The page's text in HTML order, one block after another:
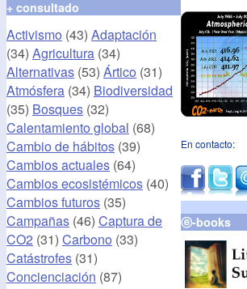
+ consultado
Activismo (43) Adaptación
(34) Agricultura (34)
Alternativas (53) Ártico (31)
Atmósfera (34) Biodiversidad
(35) Bosques (32)
Calentamiento global (68)
Cambio de hábitos (39)
Cambios actuales (64)
Cambios ecosistémicos (40)
Cambios futuros (35)
Campañas (46) Captura de
CO2 (31) Carbono (33)
Catástrofes (31)
Concienciación (87)
En contacto:
ⓔ-books